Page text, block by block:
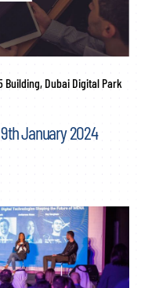
Building, Dubai Digital Park
January 2024